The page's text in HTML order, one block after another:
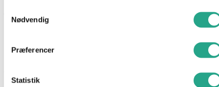
Nødvendig
Præferencer
Statistik
farver og former. De klikker nemt sammen ved hjælp af
magneterne i kanten af hver brik. Med hele 100 brikker er der
Leg med Magna-Tiles stimulerer barnets rumlige sans og giver
værdifuld læring om geometri, konstruktion og rumforståelse.